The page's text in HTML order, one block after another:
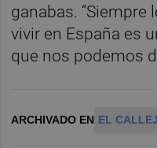
ganabas. “Siempre
vivir en España es
que nos podemos
ARCHIVADO EN EL